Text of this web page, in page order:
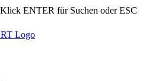
Klick ENTER für Suchen oder ESC